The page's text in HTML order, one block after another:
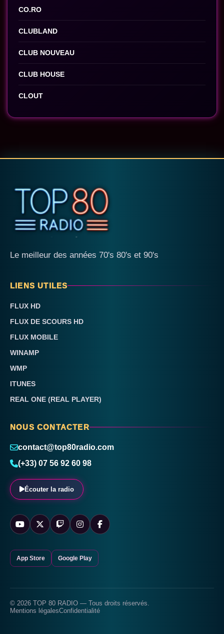
CO.RO
CLUBLAND
CLUB NOUVEAU
CLUB HOUSE
CLOUT
Le meilleur des années 70's 80's et 90's
LIENS UTILES
FLUX HD
FLUX DE SCOURS HD
FLUX MOBILE
WINAMP
WMP
ITUNES
REAL ONE (REAL PLAYER)
NOUS CONTACTER
contact@top80radio.com
(+33) 07 56 92 60 98
Écouter la radio
App Store Google Play
© 2026 TOP 80 RADIO — Tous droits réservés.
Mentions légalesConfidentialité